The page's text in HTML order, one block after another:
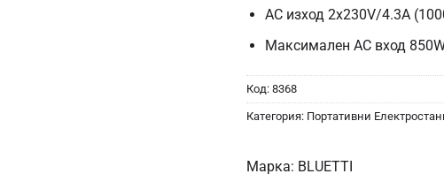
AC изход 2x230V/4.3A
Максимален AC вход
Код: 8368
Категория: Портативни
Марка: BLUETTI